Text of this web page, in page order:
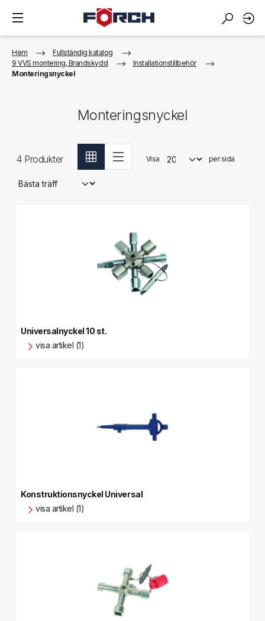
Hem
Fullständig katalog
9 VVS montering, Brandskydd
Installationstillbehör
Monteringsnyckel
Monteringsnyckel
4Produkter Visa per sida
Universalnyckel 10 st.
visa artikel (1)
Konstruktionsnyckel Universal
visa artikel (1)